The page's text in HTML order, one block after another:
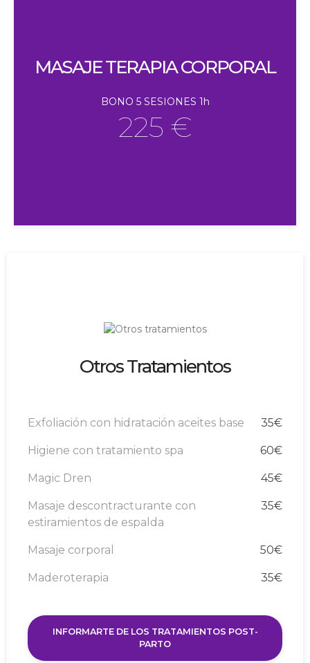
MASAJE TERAPIA CORPORAL
BONO 5 SESIONES 1h
225 €
Otros Tratamientos
Exfoliación con hidratación aceites base 35€
Higiene con tratamiento spa 60€
Magic Dren 45€
Masaje descontracturante con
estiramientos de espalda
35€
Masaje corporal 50€
Maderoterapia 35€
INFORMARTE DE LOS TRATAMIENTOS POST-
PARTO